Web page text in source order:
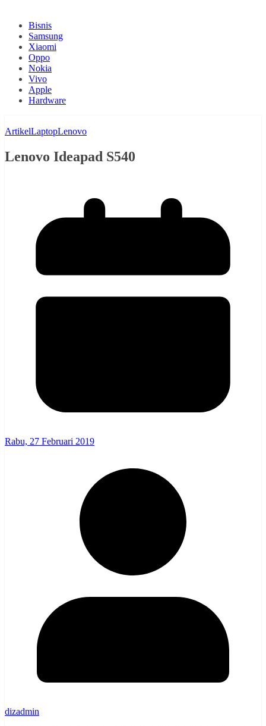
Bisnis
Samsung
Xiaomi
Oppo
Nokia
Vivo
Apple
Hardware
ArtikelLaptopLenovo
Lenovo Ideapad S540
Rabu, 27 Februari 2019
dizadmin